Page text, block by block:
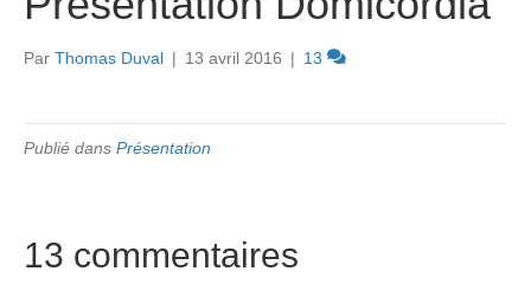
Par Thomas Duval | 13 avril 2016 | 13
Publié dans Présentation
13 commentaires